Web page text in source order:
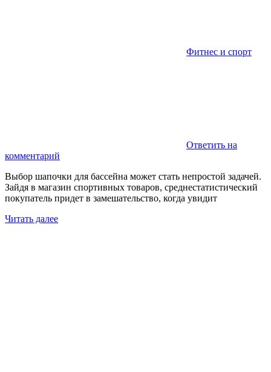
Фитнес и спорт
Ответить на
комментарий
Выбор шапочки для бассейна может стать непростой задачей.
Зайдя в магазин спортивных товаров, среднестатистический
покупатель придет в замешательство, когда увидит
Читать далее